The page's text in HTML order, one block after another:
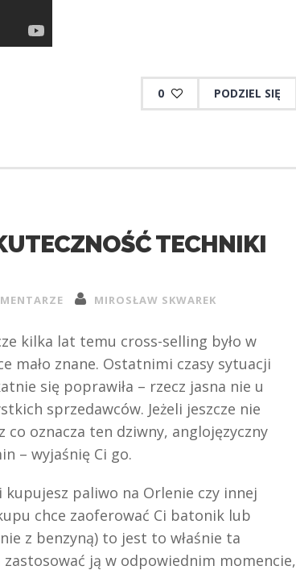
0 PODZIEL SIĘ
TECHNIKI
MIROSŁAW SKWAREK
kilka lat temu cross-selling było w
mało znane. Ostatnimi czasy sytuacji
się poprawiła – rzecz jasna nie u
sprzedawców. Jeżeli jeszcze nie
co oznacza ten dziwny, anglojęzyczny
– wyjaśnię Ci go.
kupujesz paliwo na Orlenie czy innej
chce zaoferować Ci batonik lub
z benzyną) to jest to właśnie ta
zastosować ją w odpowiednim momencie,